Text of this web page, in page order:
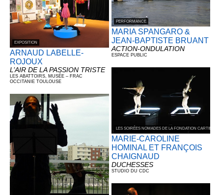
EXPOSITION
ARNAUD LABELLE-
ROJOUX
L’AIR DE LA PASSION TRISTE
LES ABATTOIRS, MUSÉE – FRAC
OCCITANIE TOULOUSE
PERFORMANCE
MARIA SPANGARO &
JEAN-BAPTISTE BRUANT
ACTION-ONDULATION
ESPACE PUBLIC
LES SOIRÉES NOMADES DE LA FONDATION CARTIER
MARIE-CAROLINE
HOMINAL ET FRANÇOIS
CHAIGNAUD
DUCHESSES
STUDIO DU CDC